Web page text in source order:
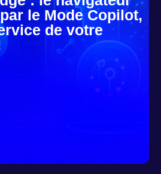
le Mode Copilot,
de votre